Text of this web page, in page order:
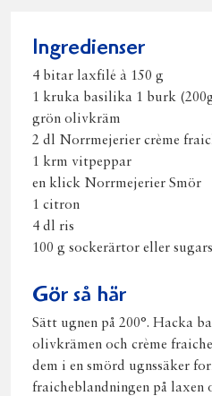
Ingredienser
4 bitar laxfilé à 150 g
1 kruka basilika 1 burk
grön olivkräm
2 dl Norrmejerier crème
1 krm vitpeppar
en klick Norrmejerier Smör
1 citron
4 dl ris
100 g sockerärtor eller
Gör så här
Sätt ugnen på 200°. Hacka
olivkrämen och crème
dem i en smörd ugnssäker
fraicheblandningen på laxen